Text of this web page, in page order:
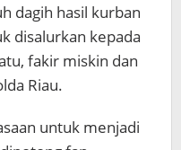
dagih hasil kurban
disalurkan kepada
fakir miskin dan
Riau.
untuk menjadi